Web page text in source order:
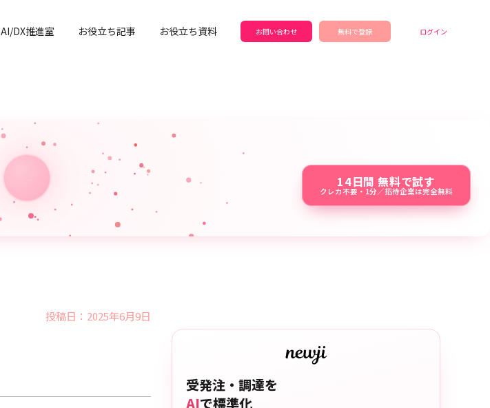
AI/DX推進室 お役立ち記事 お役立ち資料 お問い合わせ 無料で登録 ログイン
14日間 無料で試す
クレカ不要・1分／招待企業は完全無料
投稿日：2025年6月9日
受発注・調達を
AIで標準化